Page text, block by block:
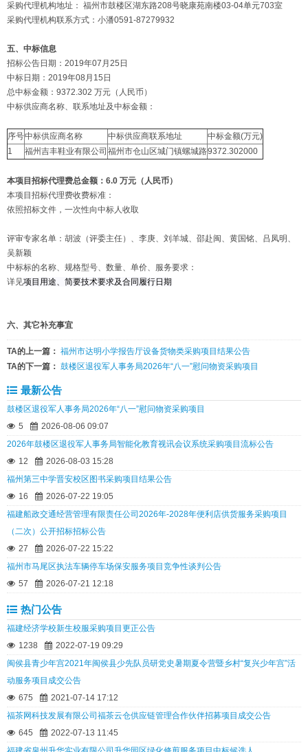
采购代理机构地址： 福州市鼓楼区湖东路208号晓康苑南楼03-04单元703室
采购代理机构联系方式：小潘0591-87279932
五、中标信息
招标公告日期：2019年07月25日
中标日期：2019年08月15日
总中标金额：9372.302 万元（人民币）
中标供应商名称、联系地址及中标金额：
序号中标供应商名称 中标供应商联系地址
中标金额(万元)
1
福州吉丰鞋业有限公司 福州市仓山区城门镇螺城路9372.302000
本项目招标代理费总金额：6.0 万元（人民币）
本项目招标代理费收费标准：
依照招标文件，一次性向中标人收取
评审专家名单：胡波（评委主任）、李庚、刘羊城、邵赴闽、黄国铭、吕凤明、
吴新颖
中标标的名称、规格型号、数量、单价、服务要求：
详见项目用途、简要技术要求及合同履行日期
六、其它补充事宜
TA的上一篇： 福州市达明小学报告厅设备货物类采购项目结果公告
TA的下一篇： 鼓楼区退役军人事务局2026年“八一”慰问物资采购项目
最新公告
鼓楼区退役军人事务局2026年“八一”慰问物资采购项目
5
2026-08-06 09:07
2026年鼓楼区退役军人事务局智能化教育视讯会议系统采购项目流标公告
12
2026-08-03 15:28
福州第三中学晋安校区图书采购项目结果公告
16
2026-07-22 19:05
福建船政交通经营管理有限责任公司2026年-2028年便利店供货服务采购项目
（二次）公开招标招标公告
27
2026-07-22 15:22
福州市马尾区执法车辆停车场保安服务项目竞争性谈判公告
57
2026-07-21 12:18
热门公告
福建经济学校新生校服采购项目更正公告
1238
2022-07-19 09:29
闽侯县青少年宫2021年闽侯县少先队员研党史暑期夏令营暨乡村“复兴少年宫”活
动服务项目成交公告
675
2021-07-14 17:12
福茶网科技发展有限公司福茶云仓供应链管理合作伙伴招募项目成交公告
645
2022-07-13 11:45